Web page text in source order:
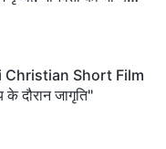
Christian Short Film
के दौरान जागृति"